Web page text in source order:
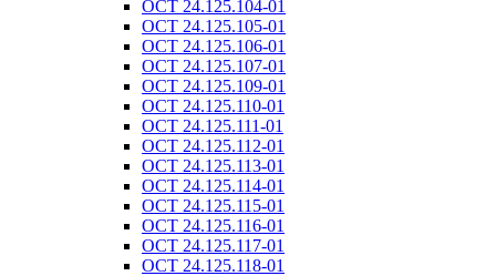
ОСТ 24.125.104-01
ОСТ 24.125.105-01
ОСТ 24.125.106-01
ОСТ 24.125.107-01
ОСТ 24.125.109-01
ОСТ 24.125.110-01
ОСТ 24.125.111-01
ОСТ 24.125.112-01
ОСТ 24.125.113-01
ОСТ 24.125.114-01
ОСТ 24.125.115-01
ОСТ 24.125.116-01
ОСТ 24.125.117-01
ОСТ 24.125.118-01